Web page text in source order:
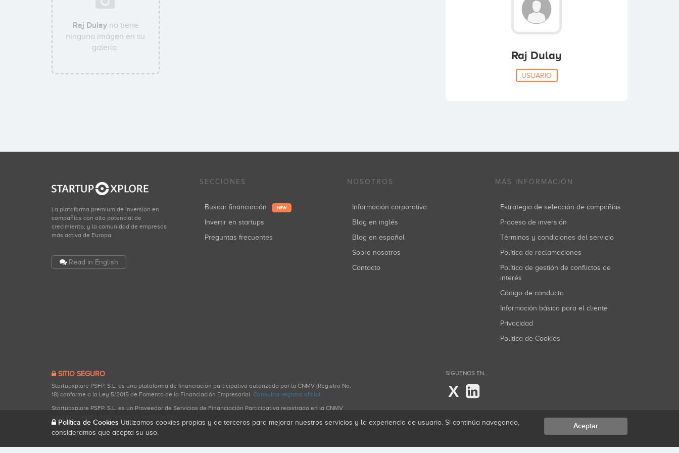
Raj Dulayno tiene
ninguna imágen en su
galería.
Raj Dulay
USUARIO
La plataforma premium de inversión en
compañías con alto potencial de
crecimiento, y la comunidad de empresas
más activa de Europa.
Read in English
SECCIONES
Buscar financiación NEW
Invertir en startups
Preguntas frecuentes
NOSOTROS
Información corporativa
Blog en inglés
Blog en español
Sobre nosotros
Contacto
MÁS INFORMACIÓN
Estrategia de selección de compañías
Proceso de inversión
Términos y condiciones del servicio
Política de reclamaciones
Política de gestión de conflictos de
interés
Código de conducta
Información básica para el cliente
Privacidad
Política de Cookies
SITIO SEGURO
Startupxplore PSFP, S.L. es una plataforma de financiación participativa autorizada por la CNMV (Registro No.
18) conforme a la Ley 5/2015 de Fomento de la Financiación Empresarial. Consultar registro oficial.
Startupxplore PSFP, S.L. es un Proveedor de Servicios de Financiación Participativa registrado en la CNMV
SÍGUENOS EN...
X
Política de Cookies Utilizamos cookies propias y de terceros para mejorar nuestros servicios y la experiencia de usuario. Si continúa navegando,
consideramos que acepta su uso.
Aceptar